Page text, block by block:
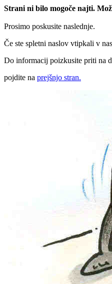
Strani ni bilo mogoče najti.
Prosimo poskusite naslednje.
Če ste spletni naslov vtipkali v
Do informacij poizkusite priti na
pojdite na prejšnjo stran.